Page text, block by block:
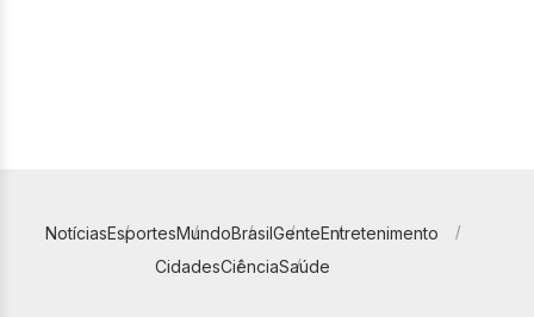
NotíciasEsportesMundoBrasilGenteEntretenimento
CidadesCiênciaSaúde